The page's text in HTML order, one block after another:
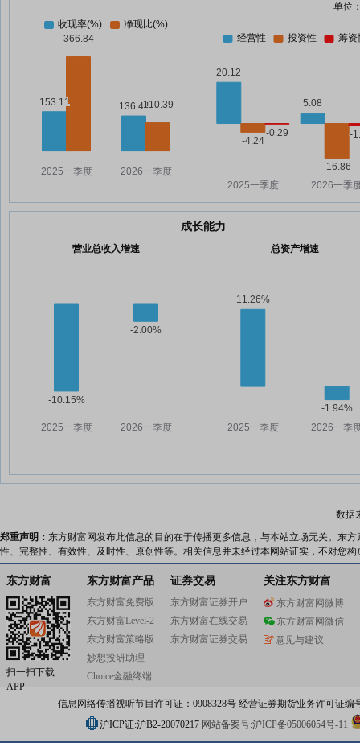
单位
成长能力
营业总收入增速 总资产增速
数据
郑重声明： 东方财富网发布此信息的目的在于传播更多信息，与本站立场无关。东
性、完整性、有效性、及时性、原创性等。相关信息并未经过本网站证实，不对您
东方财富
扫一扫下载
APP
东方财富产品
东方财富免费版
东方财富Level-2
东方财富策略版
妙想投研助理
Choice金融终端
证券交易
东方财富证券开户
东方财富在线交易
东方财富证券交易
关注东方财富
东方财富网微博
东方财富网微信
意见与建议
信息网络传播视听节目许可证：0908328号 经营证券期货业务许可证编
沪ICP证:沪B2-20070217 网站备案号:沪ICP备05006054号-11